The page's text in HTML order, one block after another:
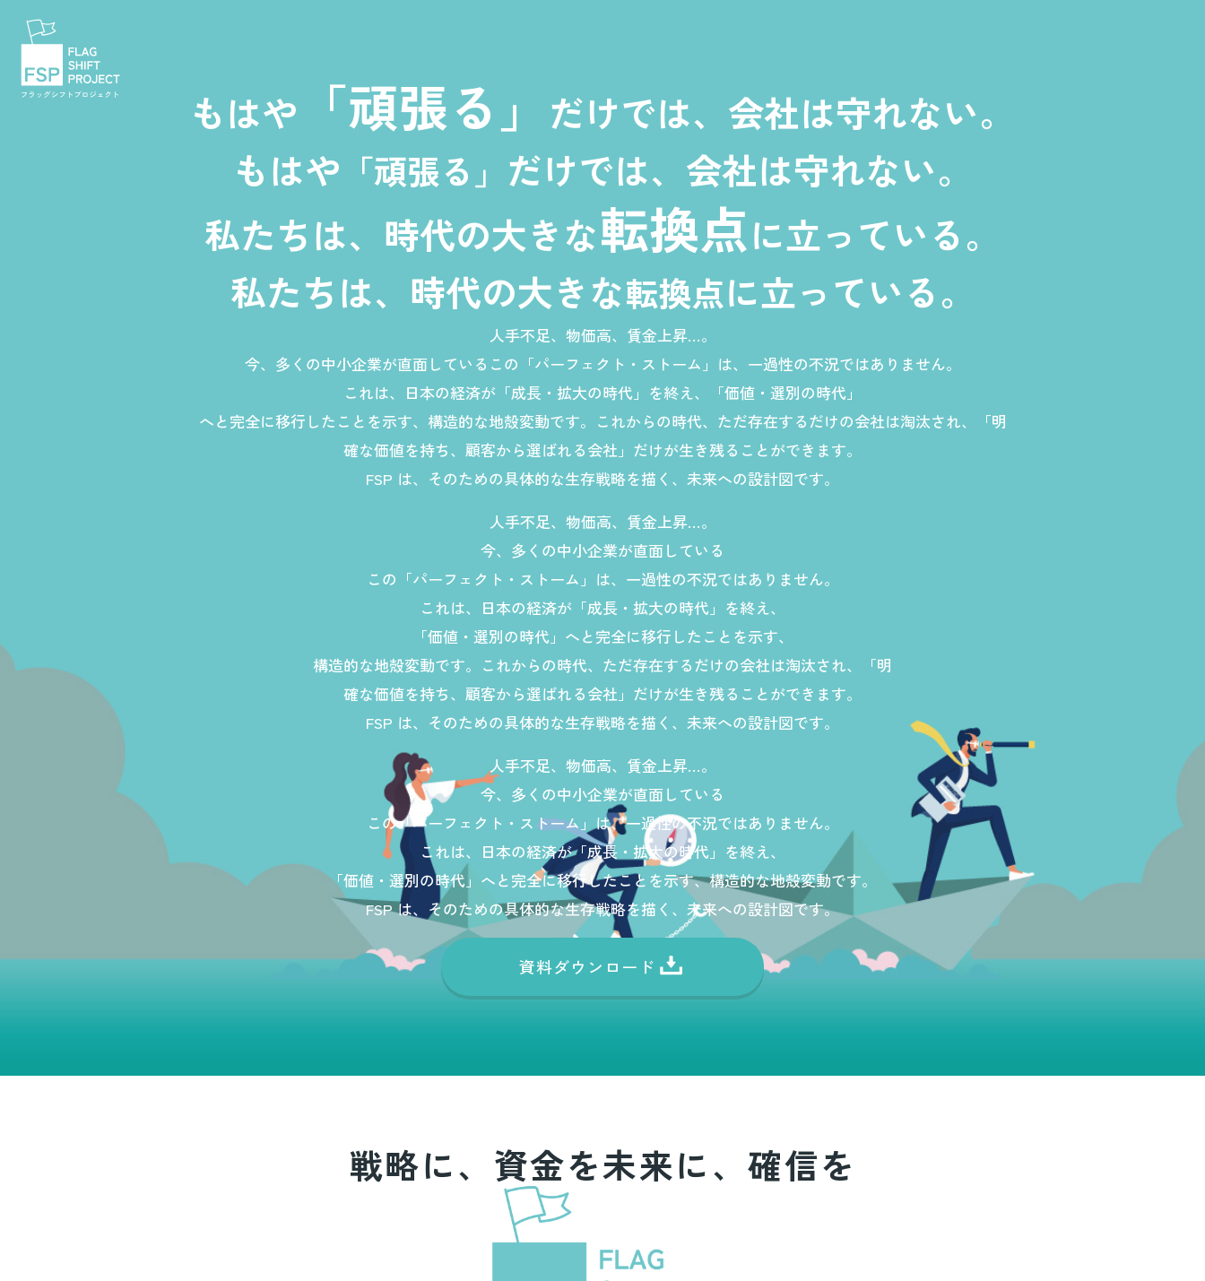
もはや 「頑張る」
だけでは、会社は守れない。
もはや 「頑張る」 だけでは、会社は守れない。
私たちは、時代の大きな転換点に立っている。
私たちは、時代の大きな転換点に立っている。
人手不足、物価高、賃金上昇…。
今、多くの中小企業が直面しているこの「パーフェクト・ストーム」は、一過性の不況ではありません。
これは、日本の経済が「成長・拡大の時代」を終え、「価値・選別の時代」
へと完全に移行したことを示す、構造的な地殻変動です。これからの時代、ただ存在するだけの会社は淘汰され、「明
確な価値を持ち、顧客から選ばれる会社」だけが生き残ることができます。
FSP は、そのための具体的な生存戦略を描く、未来への設計図です。
人手不足、物価高、賃金上昇…。
今、多くの中小企業が直面している
この「パーフェクト・ストーム」は、一過性の不況ではありません。
これは、日本の経済が「成長・拡大の時代」を終え、
「価値・選別の時代」へと完全に移行したことを示す、
構造的な地殻変動です。これからの時代、ただ存在するだけの会社は淘汰され、「明
確な価値を持ち、顧客から選ばれる会社」だけが生き残ることができます。
FSP は、そのための具体的な生存戦略を描く、未来への設計図です。
人手不足、物価高、賃金上昇…。
今、多くの中小企業が直面している
この「パーフェクト・ストーム」は、一過性の不況ではありません。
これは、日本の経済が「成長・拡大の時代」を終え、
「価値・選別の時代」へと完全に移行したことを示す、構造的な地殻変動です。
FSP は、そのための具体的な生存戦略を描く、未来への設計図です。
資料ダウンロード
戦略に、資金を未来に、確信を